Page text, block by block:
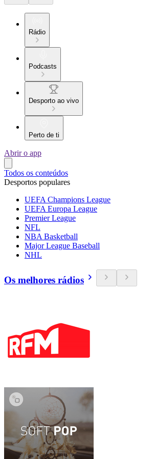
Rádio
Podcasts
Desporto ao vivo
Perto de ti
Abrir o app
Todos os conteúdos
Desportos populares
UEFA Champions League
UEFA Europa League
Premier League
NFL
NBA Basketball
Major League Baseball
NHL
Os melhores rádios